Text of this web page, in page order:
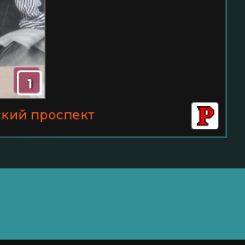
1
проспект